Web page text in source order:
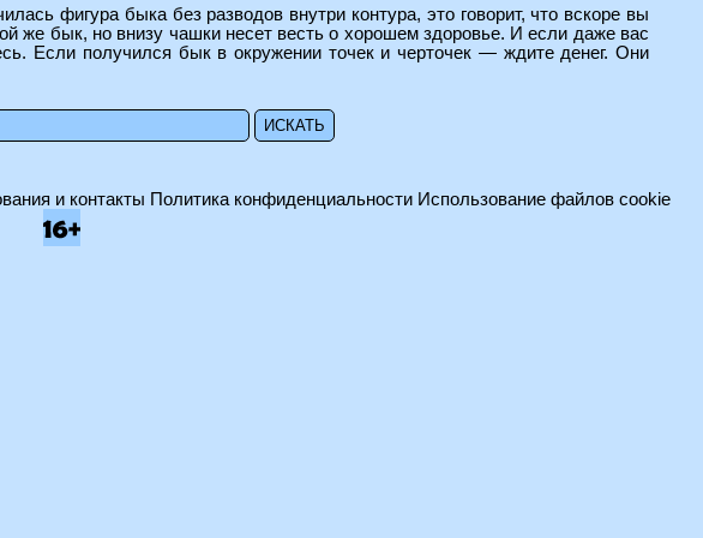
фигура быка без разводов внутри контура, это говорит, что вскоре вы
же бык, но внизу чашки несет весть о хорошем здоровье. И если даже вас
Если получился бык в окружении точек и черточек — ждите денег. Они
и контакты Политика конфиденциальности Использование файлов cookie